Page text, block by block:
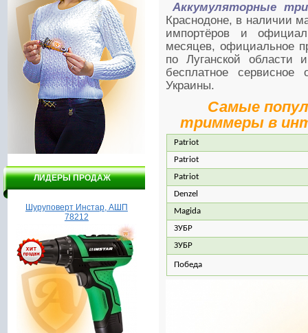
Аккумуляторные
Краснодоне, в наличии
импортёров и
месяцев, официальное
по Луганской области
бесплатное
Украины.
Самые
триммеры в
Patriot
Patriot
Patriot
Denzel
Magida
ЗУБР
ЗУБР
Победа
ЛИДЕРЫ ПРОДАЖ
Шуруповерт Инстар, АШП
78212
Насос Гидроагрегат ВСН1-